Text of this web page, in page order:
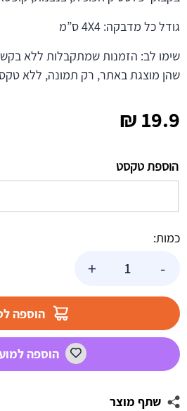
19.9
₪
הוספת טקסט
כמות:
-
מתחת
1
+
הוספה
הוספה
שתף מוצר
גודל כל מדבקה: 4X4 ס”מ
שימו לב: הזמנות שמתקבלות ללא
שהן מוצגת באתר, רק תמונה, ללא